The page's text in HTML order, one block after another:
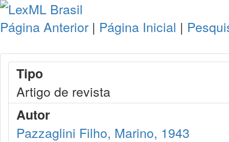
Página Anterior | Página Inicial |
Tipo
Artigo de revista
Autor
Pazzaglini Filho, Marino, 1943